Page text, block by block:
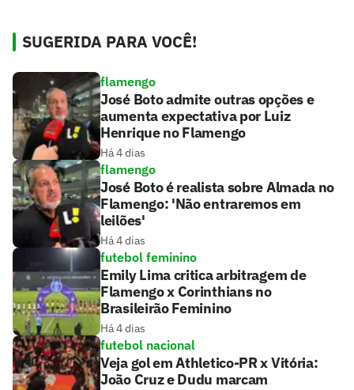
SUGERIDA PARA VOCÊ!
flamengo
José Boto admite outras opções e
aumenta expectativa por Luiz
Henrique no Flamengo
Há 4 dias
flamengo
José Boto é realista sobre Almada no
Flamengo: 'Não entraremos em
leilões'
Há 4 dias
futebol feminino
Emily Lima critica arbitragem de
Flamengo x Corinthians no
Brasileirão Feminino
Há 4 dias
futebol nacional
Veja gol em Athletico-PR x Vitória:
João Cruz e Dudu marcam